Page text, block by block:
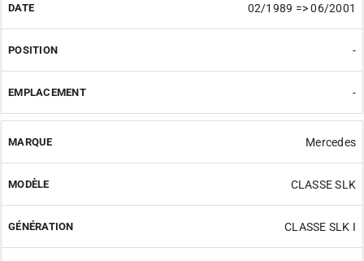
02/1989 => 06/2001
-
-
Mercedes
CLASSE SLK
CLASSE SLK I